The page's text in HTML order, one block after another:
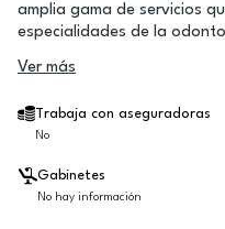
amplia gama de servicios
especialidades de la
Ver más
Trabaja con aseguradoras
No
Gabinetes
No hay información